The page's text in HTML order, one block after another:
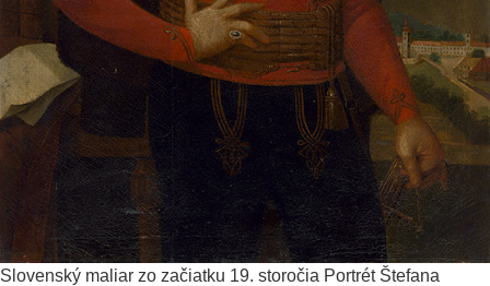
Slovenský maliar zo začiatku 19. storočia Portrét Štefana